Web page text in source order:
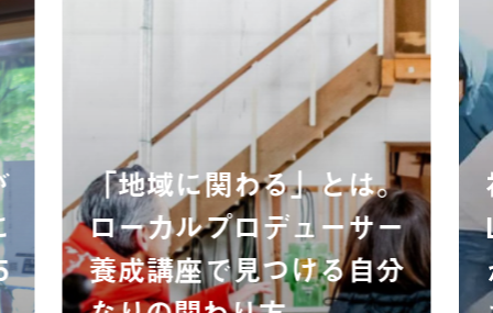
「地域に関わる」とは。
ローカルプロデューサー
養成講座で見つける自分